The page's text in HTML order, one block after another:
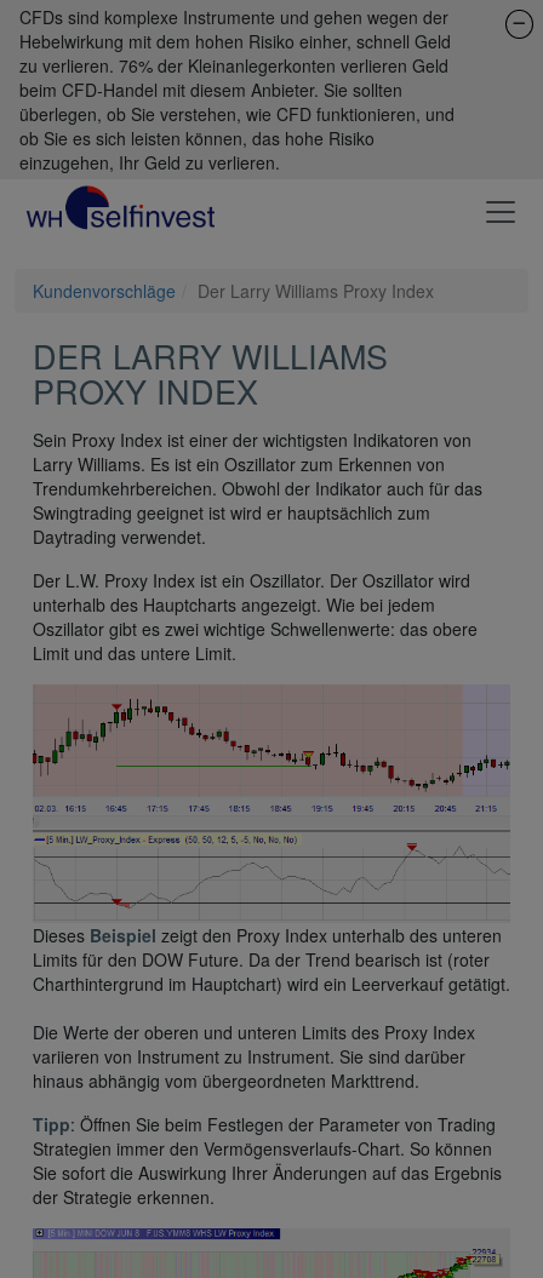
CFDs sind komplexe Instrumente und gehen wegen der
Hebelwirkung mit dem hohen Risiko einher, schnell Geld
zu verlieren. 76% der Kleinanlegerkonten verlieren Geld
beim CFD-Handel mit diesem Anbieter. Sie sollten
überlegen, ob Sie verstehen, wie CFD funktionieren, und
ob Sie es sich leisten können, das hohe Risiko
einzugehen, Ihr Geld zu verlieren.
Kundenvorschläge Der Larry Williams Proxy Index
DER LARRY WILLIAMS
PROXY INDEX
Sein Proxy Index ist einer der wichtigsten Indikatoren von
Larry Williams. Es ist ein Oszillator zum Erkennen von
Trendumkehrbereichen. Obwohl der Indikator auch für das
Swingtrading geeignet ist wird er hauptsächlich zum
Daytrading verwendet.
Der L.W. Proxy Index ist ein Oszillator. Der Oszillator wird
unterhalb des Hauptcharts angezeigt. Wie bei jedem
Oszillator gibt es zwei wichtige Schwellenwerte: das obere
Limit und das untere Limit.
Dieses Beispiel zeigt den Proxy Index unterhalb des unteren
Limits für den DOW Future. Da der Trend bearisch ist (roter
Charthintergrund im Hauptchart) wird ein Leerverkauf getätigt.
Die Werte der oberen und unteren Limits des Proxy Index
variieren von Instrument zu Instrument. Sie sind darüber
hinaus abhängig vom übergeordneten Markttrend.
Tipp: Öffnen Sie beim Festlegen der Parameter von Trading
Strategien immer den Vermögensverlaufs-Chart. So können
Sie sofort die Auswirkung Ihrer Änderungen auf das Ergebnis
der Strategie erkennen.